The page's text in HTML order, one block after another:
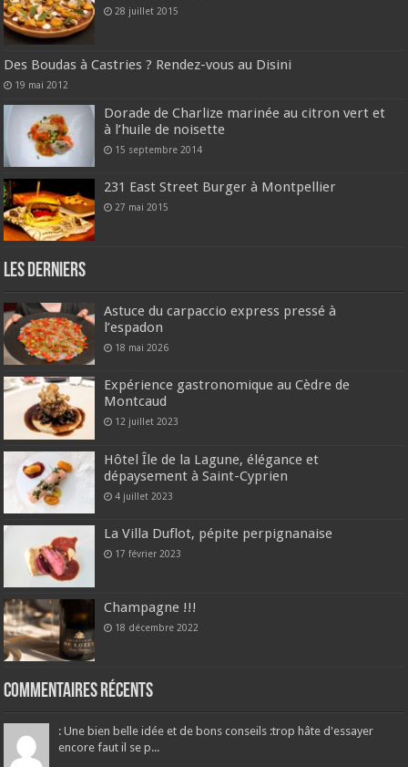
28 juillet 2015
Des Boudas à Castries ? Rendez-vous au Disini
19 mai 2012
Dorade de Charlize marinée au citron vert et
à l’huile de noisette
15 septembre 2014
231 East Street Burger à Montpellier
27 mai 2015
Les derniers
Astuce du carpaccio express pressé à
l’espadon
18 mai 2026
Expérience gastronomique au Cèdre de
Montcaud
12 juillet 2023
Hôtel Île de la Lagune, élégance et
dépaysement à Saint-Cyprien
4 juillet 2023
La Villa Duflot, pépite perpignanaise
17 février 2023
Champagne !!!
18 décembre 2022
Commentaires récents
: Une bien belle idée et de bons conseils :trop hâte d'essayer
encore faut il se p...